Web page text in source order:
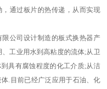
通过板片的热传递，从而实现
公司设计制造的板式换热器产
工业用水到高粘度的流体;从卫
具有腐蚀程度的化工介质;从洁
.目前已经广泛应用于石油、化